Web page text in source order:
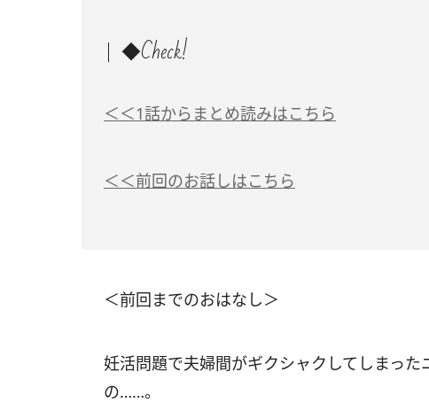
◆Check!
＜＜1話からまとめ読みはこちら
＜＜前回のお話しはこちら
＜前回までのおはなし＞
妊活問題で夫婦間がギクシャクしてしまっ
の……。